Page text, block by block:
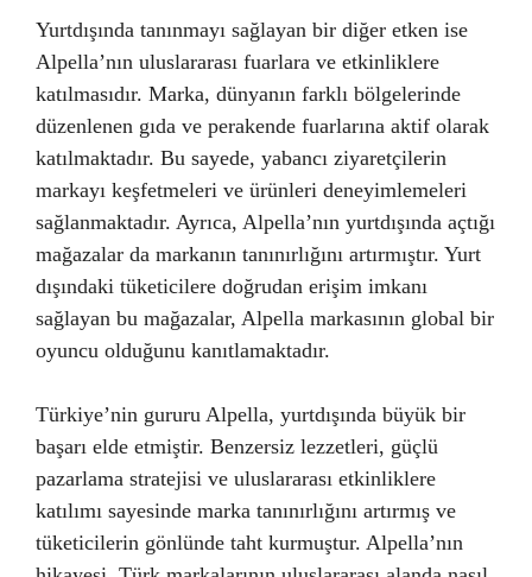
Yurtdışında tanınmayı sağlayan bir diğer etken ise
Alpella’nın uluslararası fuarlara ve etkinliklere
katılmasıdır. Marka, dünyanın farklı bölgelerinde
düzenlenen gıda ve perakende fuarlarına aktif olarak
katılmaktadır. Bu sayede, yabancı ziyaretçilerin
markayı keşfetmeleri ve ürünleri deneyimlemeleri
sağlanmaktadır. Ayrıca, Alpella’nın yurtdışında açtığı
mağazalar da markanın tanınırlığını artırmıştır. Yurt
dışındaki tüketicilere doğrudan erişim imkanı
sağlayan bu mağazalar, Alpella markasının global bir
oyuncu olduğunu kanıtlamaktadır.
Türkiye’nin gururu Alpella, yurtdışında büyük bir
başarı elde etmiştir. Benzersiz lezzetleri, güçlü
pazarlama stratejisi ve uluslararası etkinliklere
katılımı sayesinde marka tanınırlığını artırmış ve
tüketicilerin gönlünde taht kurmuştur. Alpella’nın